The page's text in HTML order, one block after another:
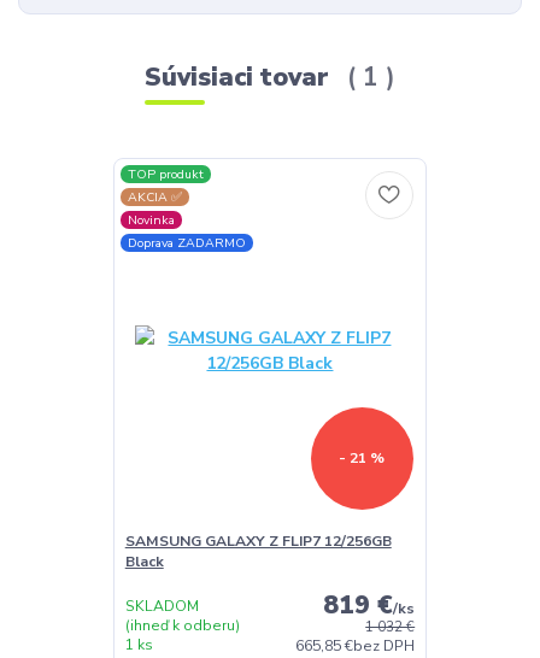
Súvisiaci tovar 1
TOP produkt
AKCIA ✅
Novinka
Doprava ZADARMO
- 21 %
SAMSUNG GALAXY Z FLIP7 12/256GB
Black
1 032 €
819 €/ks
665,85 €bez DPH
SKLADOM
(ihneď k odberu)
1 ks